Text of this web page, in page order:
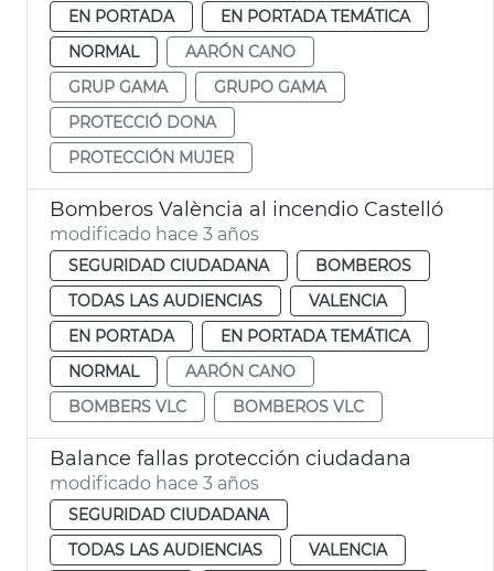
EN PORTADA
EN PORTADA TEMÁTICA
NORMAL
AARÓN CANO
GRUP GAMA
GRUPO GAMA
PROTECCIÓ DONA
PROTECCIÓN MUJER
Bomberos València al incendio Castelló
modificado hace 3 años
SEGURIDAD CIUDADANA
BOMBEROS
TODAS LAS AUDIENCIAS
VALENCIA
EN PORTADA
EN PORTADA TEMÁTICA
NORMAL
AARÓN CANO
BOMBERS VLC
BOMBEROS VLC
Balance fallas protección ciudadana
modificado hace 3 años
SEGURIDAD CIUDADANA
TODAS LAS AUDIENCIAS
VALENCIA